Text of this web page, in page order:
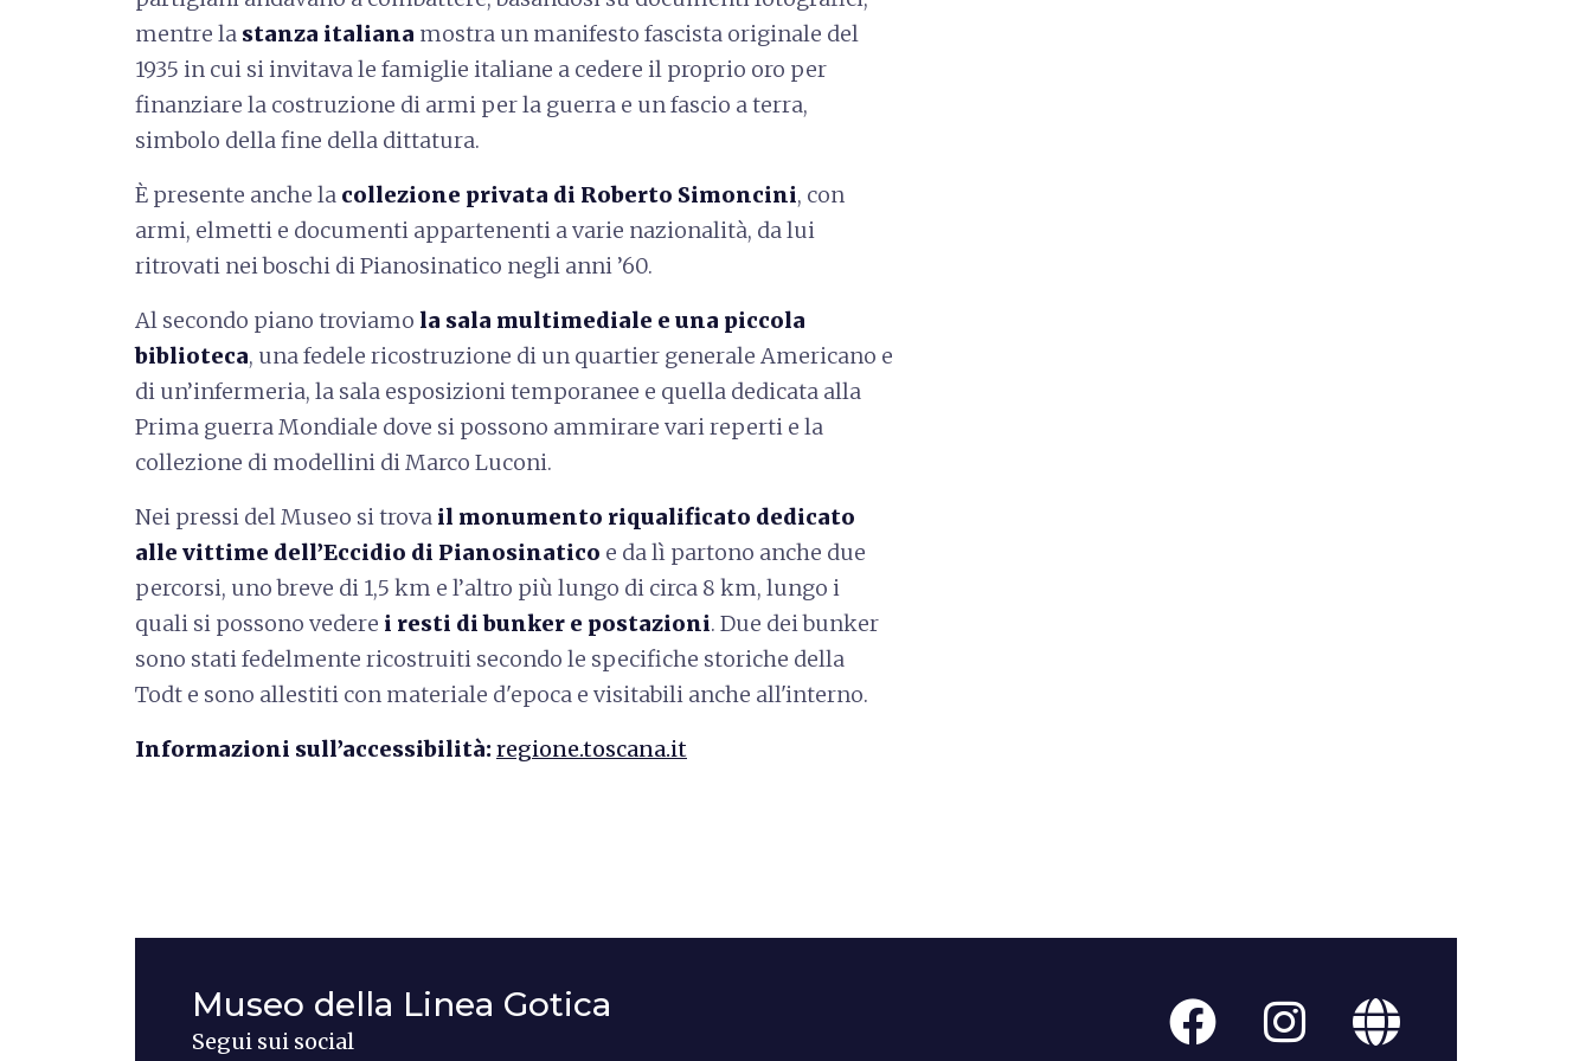
mentre la stanza italiana mostra un manifesto fascista originale del
1935 in cui si invitava le famiglie italiane a cedere il proprio oro per
finanziare la costruzione di armi per la guerra e un fascio a terra,
simbolo della fine della dittatura.
È presente anche la collezione privata di Roberto Simoncini, con
armi, elmetti e documenti appartenenti a varie nazionalità, da lui
ritrovati nei boschi di Pianosinatico negli anni ’60.
Al secondo piano troviamo la sala multimediale e una piccola
biblioteca, una fedele ricostruzione di un quartier generale Americano e
di un’infermeria, la sala esposizioni temporanee e quella dedicata alla
Prima guerra Mondiale dove si possono ammirare vari reperti e la
collezione di modellini di Marco Luconi.
Nei pressi del Museo si trova il monumento riqualificato dedicato
alle vittime dell’Eccidio di Pianosinatico e da lì partono anche due
percorsi, uno breve di 1,5 km e l’altro più lungo di circa 8 km, lungo i
quali si possono vedere i resti di bunker e postazioni. Due dei bunker
sono stati fedelmente ricostruiti secondo le specifiche storiche della
Todt e sono allestiti con materiale d'epoca e visitabili anche all'interno.
Informazioni sull’accessibilità:regione.toscana.it
Museo della Linea Gotica
Segui sui social